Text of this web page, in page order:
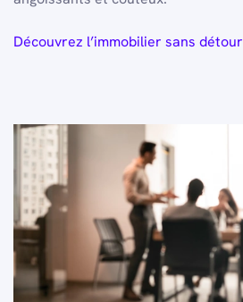
Découvrez l’immobilier sans détour